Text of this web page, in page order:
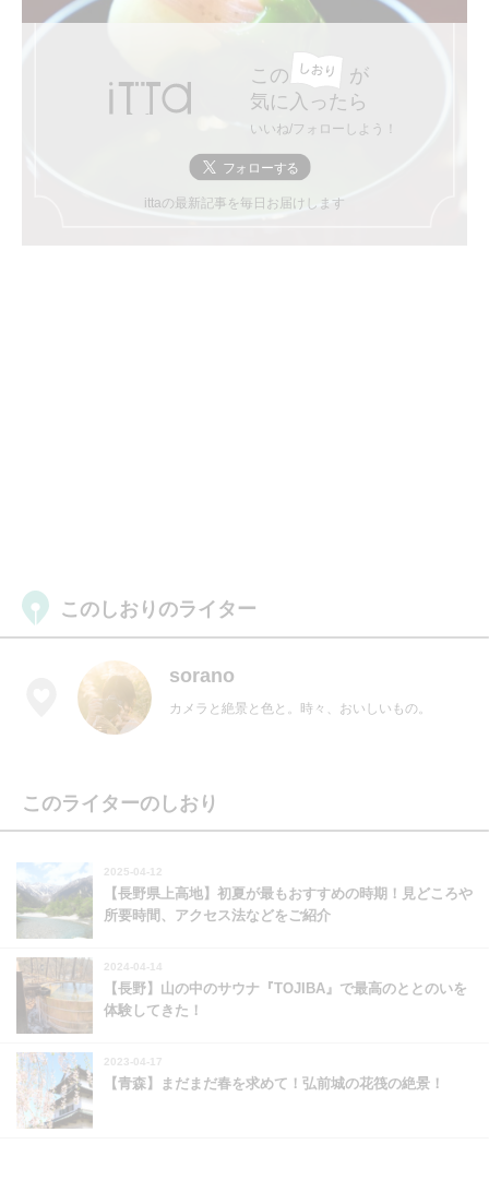
この
が
気に入ったら
いいね/フォローしよう！
ittaの最新記事を毎日お届けします
このしおりのライター
sorano
カメラと絶景と色と。時々、おいしいもの。
このライターのしおり
2025-04-12
【長野県上高地】初夏が最もおすすめの時期！見どころや
所要時間、アクセス法などをご紹介
2024-04-14
【長野】山の中のサウナ『TOJIBA』で最高のととのいを
体験してきた！
2023-04-17
【青森】まだまだ春を求めて！弘前城の花筏の絶景！